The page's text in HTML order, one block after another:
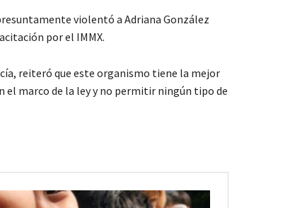
violentó a Adriana González
por el IMMX.
reiteró que este organismo tiene la mejor
el marco de la ley y no permitir ningún tipo de